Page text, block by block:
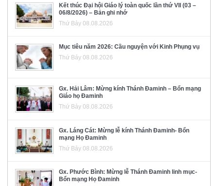
Kết thúc Đại hội Giáo lý toàn quốc lần thứ VII (03 –
06/8/2026) – Bản ghi nhớ
Thứ Bảy 08.08.2026
Mục tiêu năm 2026: Cầu nguyện với Kinh Phụng vụ
Thứ Bảy 08.08.2026
Gx. Hải Lâm: Mừng kính Thánh Đaminh – Bổn mạng
Giáo họ Đaminh
Thứ Bảy 08.08.2026
Gx. Láng Cát: Mừng lễ kính Thánh Đaminh- Bổn
mạng Họ Đaminh
Thứ Bảy 08.08.2026
Gx. Phước Bình: Mừng lễ Thánh Đaminh linh mục-
Bổn mạng Họ Đaminh